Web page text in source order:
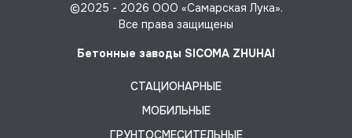
©2025 - 2026 ООО «Самарская Лука».
Все права защищены
Бетонные заводы SICOMA ZHUHAI
СТАЦИОНАРНЫЕ
МОБИЛЬНЫЕ
ГРУНТОСМЕСИТЕЛЬНЫЕ